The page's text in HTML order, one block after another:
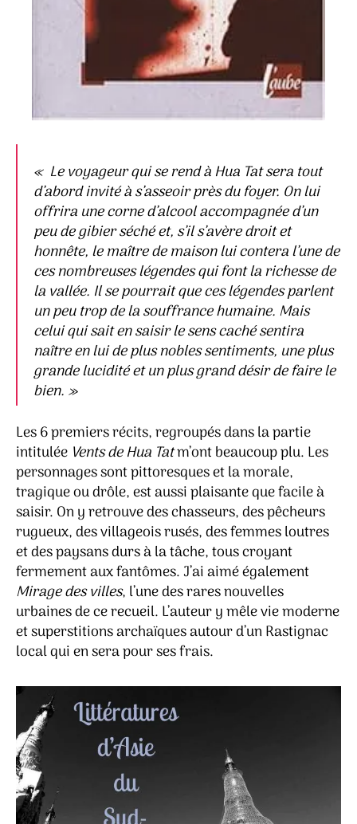
« Le voyageur qui se rend à Hua Tat sera tout
d’abord invité à s’asseoir près du foyer. On lui
offrira une corne d’alcool accompagnée d’un
peu de gibier séché et, s’il s’avère droit et
honnête, le maître de maison lui contera l’une de
ces nombreuses légendes qui font la richesse de
la vallée. Il se pourrait que ces légendes parlent
un peu trop de la souffrance humaine. Mais
celui qui sait en saisir le sens caché sentira
naître en lui de plus nobles sentiments, une plus
grande lucidité et un plus grand désir de faire le
bien. »
Les 6 premiers récits, regroupés dans la partie
intitulée Vents de Hua Tatm’ont beaucoup plu. Les
personnages sont pittoresques et la morale,
tragique ou drôle, est aussi plaisante que facile à
saisir. On y retrouve des chasseurs, des pêcheurs
rugueux, des villageois rusés, des femmes loutres
et des paysans durs à la tâche, tous croyant
fermement aux fantômes. J’ai aimé également
Mirage des villes, l’une des rares nouvelles
urbaines de ce recueil. L’auteur y mêle vie moderne
et superstitions archaïques autour d’un Rastignac
local qui en sera pour ses frais.